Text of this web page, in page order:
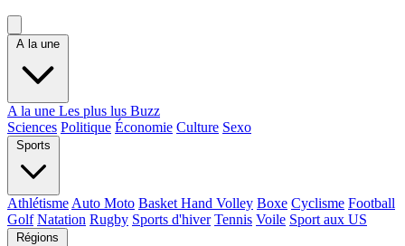
A la une
A la une Les plus lus Buzz
Sciences Politique Économie Culture Sexo
Sports
Athlétisme Auto Moto Basket Hand Volley Boxe Cyclisme Football
Golf Natation Rugby Sports d'hiver Tennis Voile Sport aux US
Régions